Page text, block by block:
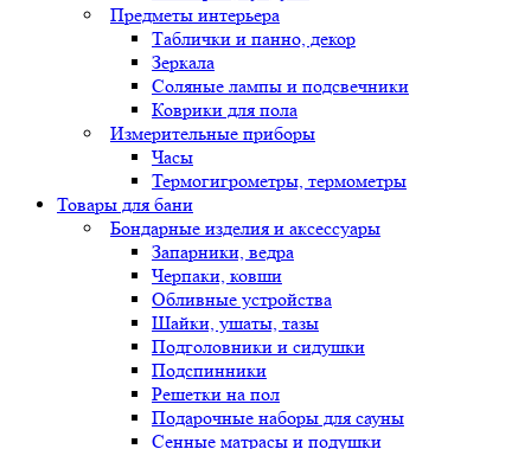
Предметы интерьера
Таблички и панно, декор
Зеркала
Соляные лампы и подсвечники
Коврики для пола
Измерительные приборы
Часы
Термогигрометры, термометры
Товары для бани
Бондарные изделия и аксессуары
Запарники, ведра
Черпаки, ковши
Обливные устройства
Шайки, ушаты, тазы
Подголовники и сидушки
Подспинники
Решетки на пол
Подарочные наборы для сауны
Сенные матрасы и подушки